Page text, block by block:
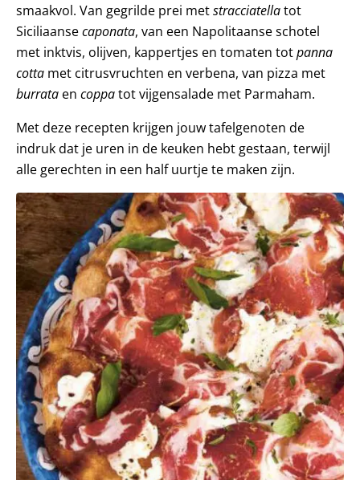
smaakvol. Van gegrilde prei metstracciatellatot
Siciliaansecaponata, van een Napolitaanse schotel
met inktvis, olijven, kappertjes en tomaten totpanna
cotta met citrusvruchten en verbena, van pizza met
burrata en coppatot vijgensalade met Parmaham.
Met deze recepten krijgen jouw tafelgenoten de
indruk dat je uren in de keuken hebt gestaan, terwijl
alle gerechten in een half uurtje te maken zijn.